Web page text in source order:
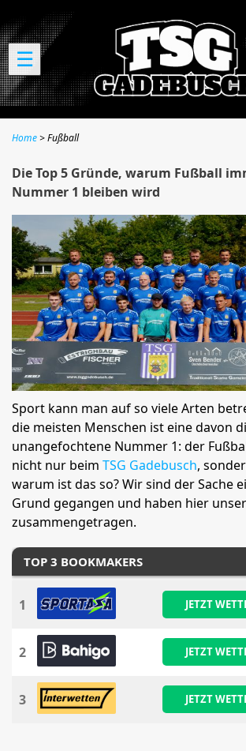
☰
Home Fußball
Die Top 5 Gründe, warum Fußball
Nummer 1 bleiben wird
Sport kann man auf so viele Arten
die meisten Menschen ist eine davon
unangefochtene Nummer 1: der
nicht nur beim TSG Gadebusch,
warum ist das so? Wir sind der Sache
Grund gegangen und haben hier
zusammengetragen.
TOP 3 BOOKMAKERS
1 JETZT
2 JETZT
3 JETZT